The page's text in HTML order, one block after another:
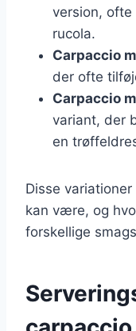
version, ofte
rucola.
Carpaccio
der ofte
Carpaccio
variant, der
en
Disse
kan være, og
forskellige